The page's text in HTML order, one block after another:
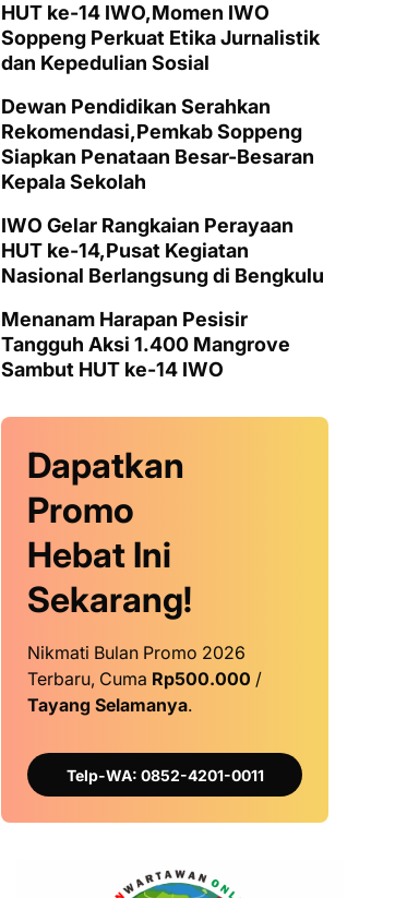
HUT ke-14 IWO,Momen IWO
Soppeng Perkuat Etika Jurnalistik
dan Kepedulian Sosial
Dewan Pendidikan Serahkan
Rekomendasi,Pemkab Soppeng
Siapkan Penataan Besar-Besaran
Kepala Sekolah
IWO Gelar Rangkaian Perayaan
HUT ke-14,Pusat Kegiatan
Nasional Berlangsung di Bengkulu
Menanam Harapan Pesisir
Tangguh Aksi 1.400 Mangrove
Sambut HUT ke-14 IWO
Dapatkan
Promo
Hebat Ini
Sekarang!
Nikmati Bulan Promo 2026
Terbaru, Cuma Rp500.000 /
Tayang Selamanya.
Telp-WA: 0852-4201-0011